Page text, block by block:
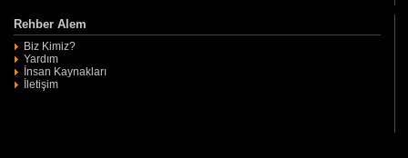
Rehber Alem
Biz Kimiz?
Yardım
İnsan Kaynakları
İletişim